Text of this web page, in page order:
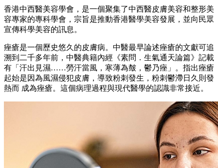
香港中西醫美容學會，是一個聚集了中西醫皮膚美容和整形美
容專家的專科學會，宗旨是推動香港醫學美容發展，並向民眾
宣傳科學美容的訊息。
痤瘡是一個歷史悠久的皮膚病。中醫最早論述痤瘡的文獻可追
溯到二千多年前，中醫典籍內經《素問．生氣通天論篇》記載
有「汗出見濕……勞汗當風，寒薄為皶，鬱乃痤」。指出痤瘡
起始是因為風濕侵犯皮膚，導致粉刺發生，粉刺鬱滯日久則發
熱而 成為痤瘡。這個病理過程與現代醫學的認識非常接近。